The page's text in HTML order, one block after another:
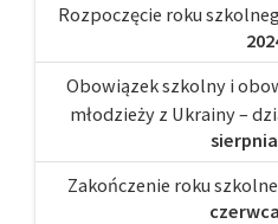
Rozpoczęcie roku
Obowiązek szkolny i
młodzieży z Ukrainy –
Zakończenie roku